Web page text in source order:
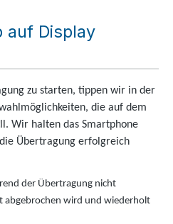
auf Display
zu starten, tippen wir in der
die auf dem
Wir halten das Smartphone
Übertragung erfolgreich
der Übertragung nicht
abgebrochen wird und wiederholt